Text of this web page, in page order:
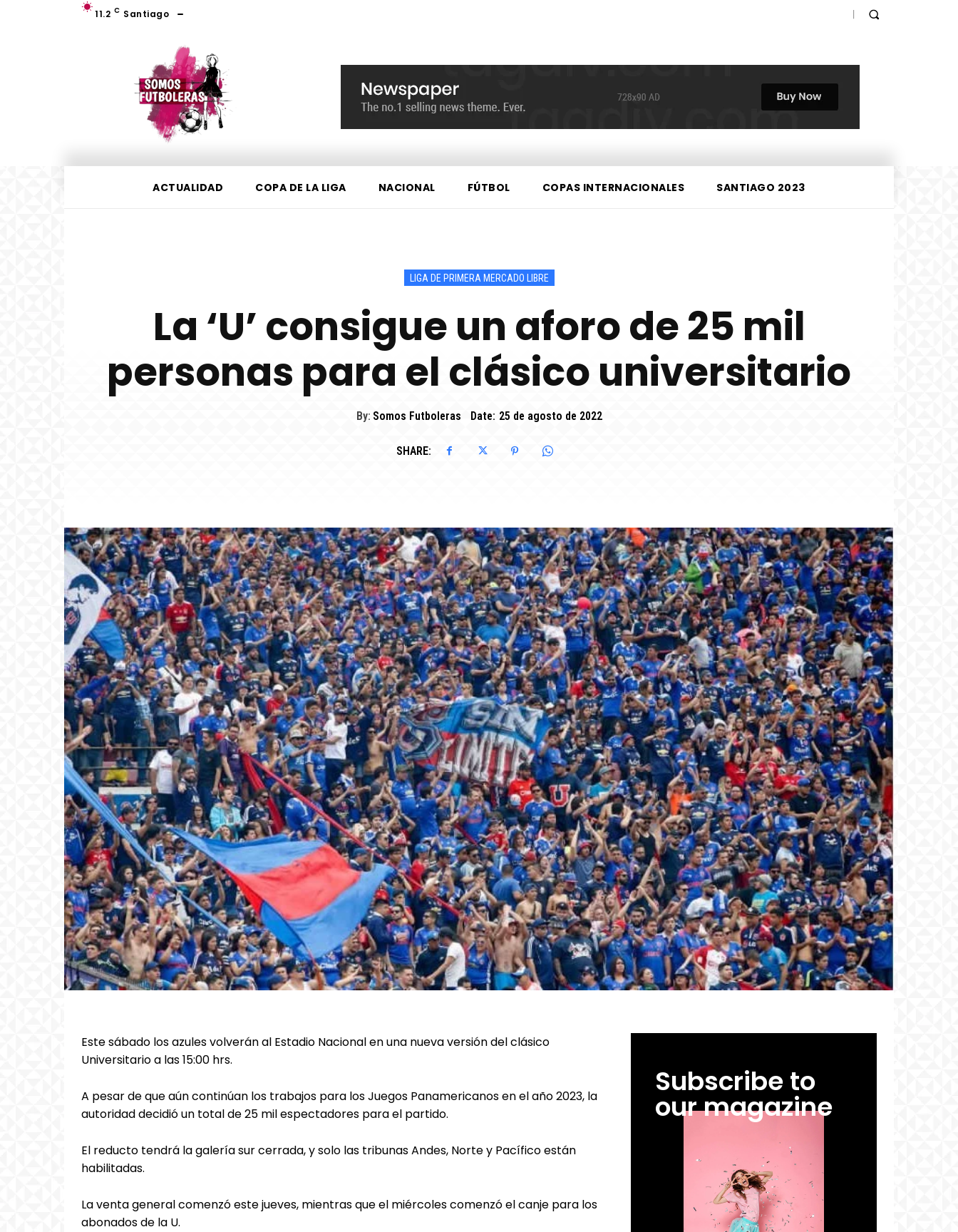
11.2 C Santiago
ACTUALIDAD COPA DE LA LIGA NACIONAL FÚTBOL COPAS INTERNACIONALES SANTIAGO 2023
LIGA DE PRIMERA MERCADO LIBRE
La ‘U’ consigue un aforo de 25 mil
personas para el clásico universitario
By: Somos Futboleras Date: 25 de agosto de 2022
SHARE:
Este sábado los azules volverán al Estadio Nacional en una nueva versión del clásico
Universitario a las 15:00 hrs.
A pesar de que aún continúan los trabajos para los Juegos Panamericanos en el año 2023, la
autoridad decidió un total de 25 mil espectadores para el partido.
El reducto tendrá la galería sur cerrada, y solo las tribunas Andes, Norte y Pacífico están
habilitadas.
La venta general comenzó este jueves, mientras que el miércoles comenzó el canje para los
abonados de la U.
Subscribe to
our magazine